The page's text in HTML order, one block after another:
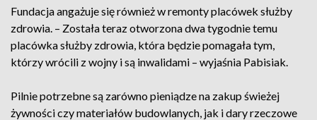
Fundacja angażuje się również w remonty placówek służby
zdrowia. – Została teraz otworzona dwa tygodnie temu
placówka służby zdrowia, która będzie pomagała tym,
którzy wrócili z wojny i są inwalidami – wyjaśnia Pabisiak.
Pilnie potrzebne są zarówno pieniądze na zakup świeżej
żywności czy materiałów budowlanych, jak i dary rzeczowe